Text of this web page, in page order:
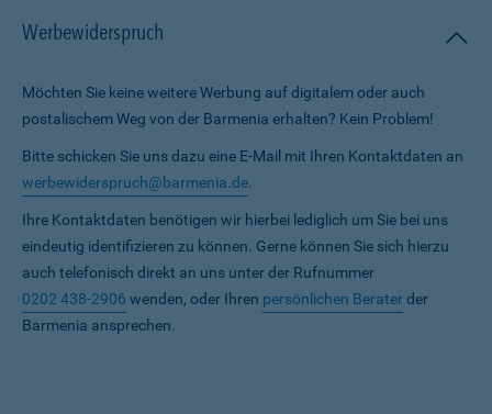
Werbewiderspruch
Möchten Sie keine weitere Werbung auf digitalem oder auch
postalischem Weg von der Barmenia erhalten? Kein Problem!
Bitte schicken Sie uns dazu eine E-Mail mit Ihren Kontaktdaten an
werbewiderspruch@barmenia.de.
Ihre Kontaktdaten benötigen wir hierbei lediglich um Sie bei uns
eindeutig identifizieren zu können. Gerne können Sie sich hierzu
auch telefonisch direkt an uns unter der Rufnummer
0202 438-2906 wenden, oder Ihren persönlichen Beraterder
Barmenia ansprechen.